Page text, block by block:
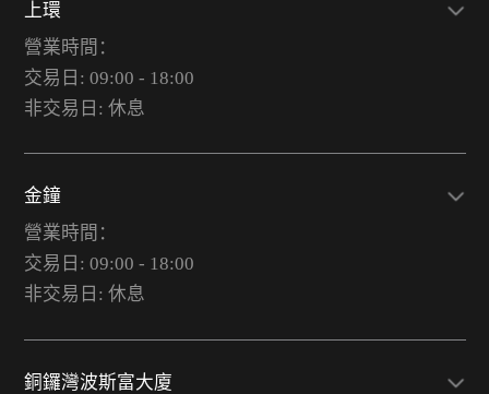
上環
營業時間：
交易日: 09:00 - 18:00
非交易日: 休息
金鐘
營業時間：
交易日: 09:00 - 18:00
非交易日: 休息
銅鑼灣波斯富大廈